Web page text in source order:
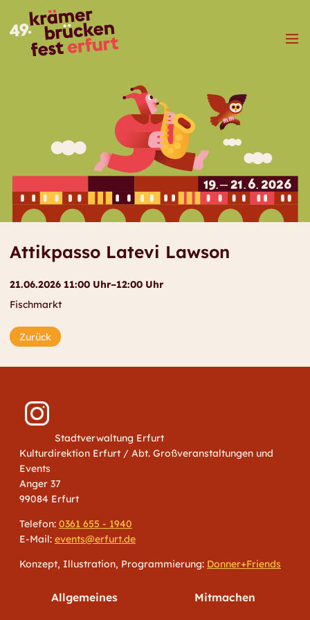
Menü
Attikpasso Latevi Lawson
21.06.2026 11:00 Uhr–12:00 Uhr
Fischmarkt
Zurück
Stadtverwaltung Erfurt
Kulturdirektion Erfurt / Abt. Großveranstaltungen und
Events
Anger 37
99084 Erfurt
Telefon: 0361 655 - 1940
E-Mail: events@erfurt.de
Konzept, Illustration, Programmierung: Donner+Friends
Allgemeines Mitmachen